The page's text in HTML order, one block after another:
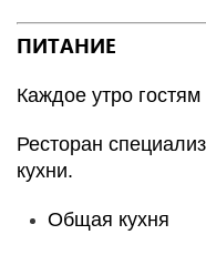
ПИТАНИЕ
Каждое утро
Ресторан
кухни.
Общая кухня